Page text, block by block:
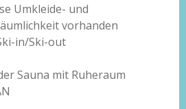
Umkleide- und
vorhanden
in/Ski-out
Sauna mit Ruheraum